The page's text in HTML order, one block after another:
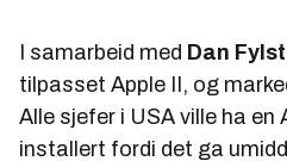
I samarbeid med Dan
tilpasset Apple II, og
Alle sjefer i USA ville ha en
installert fordi det ga